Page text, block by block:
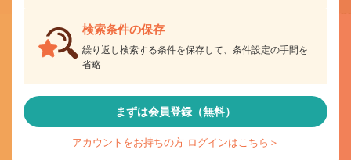
検索条件の保存
繰り返し検索する条件を保存して、条件設定の手間を
省略
まずは会員登録（無料）
アカウントをお持ちの方 ログインはこちら＞